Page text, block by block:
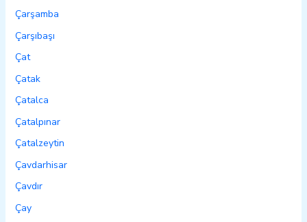
Çarşamba
Çarşıbaşı
Çat
Çatak
Çatalca
Çatalpınar
Çatalzeytin
Çavdarhisar
Çavdır
Çay